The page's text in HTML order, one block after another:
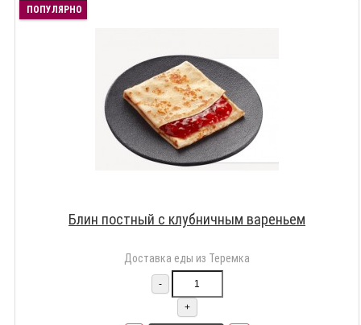
ПОПУЛЯРНО
Блин постный с клубничным вареньем
Доставка еды из Теремка
-
+